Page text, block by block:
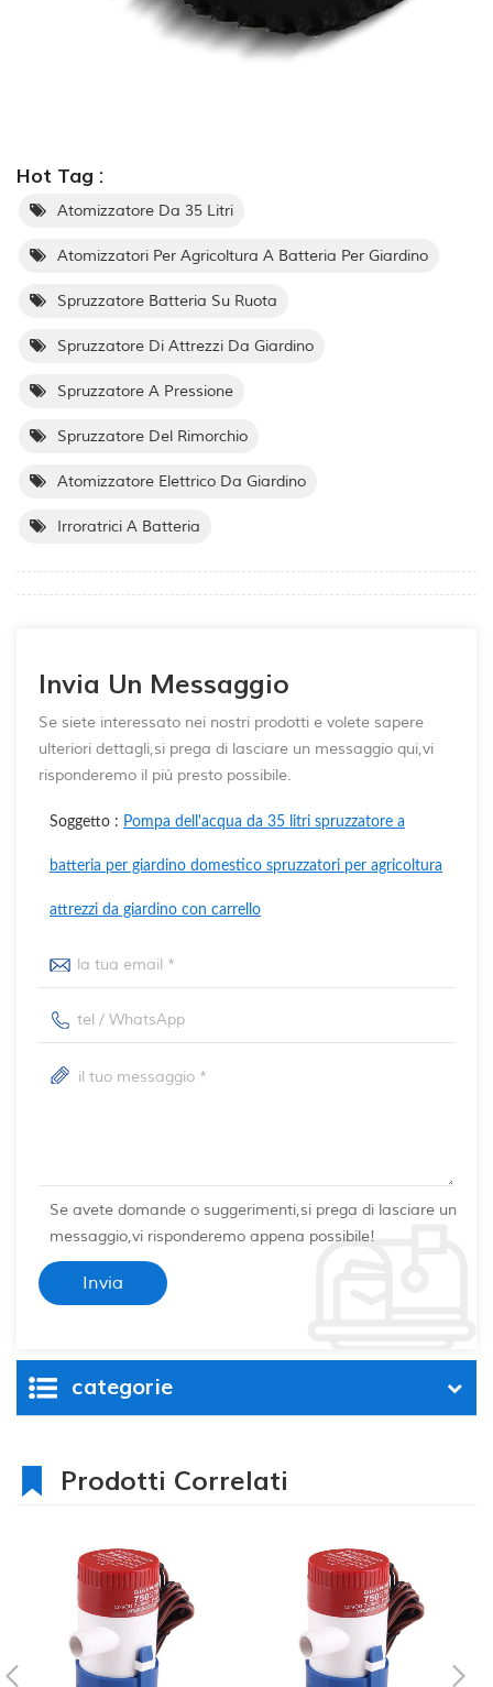
Hot Tag :
Atomizzatore Da 35 Litri
Atomizzatori Per Agricoltura A Batteria Per Giardino
Spruzzatore Batteria Su Ruota
Spruzzatore Di Attrezzi Da Giardino
Spruzzatore A Pressione
Spruzzatore Del Rimorchio
Atomizzatore Elettrico Da Giardino
Irroratrici A Batteria
Invia Un Messaggio
Se siete interessato nei nostri prodotti e volete sapere
ulteriori dettagli,si prega di lasciare un messaggio qui,vi
risponderemo il più presto possibile.
Soggetto : Pompa dell'acqua da 35 litri spruzzatore a
batteria per giardino domestico spruzzatori per agricoltura
attrezzi da giardino con carrello
Se avete domande o suggerimenti,si prega di lasciare un
messaggio,vi risponderemo appena possibile!
categorie
Prodotti Correlati